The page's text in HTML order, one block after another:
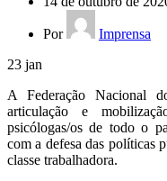
Por
Imprensa
23 jan
A Federação Nacional
articulação e
psicólogas/os de todo o
com a defesa das políticas
classe trabalhadora.